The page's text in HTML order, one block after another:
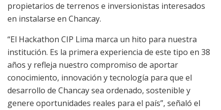
propietarios de terrenos e inversionistas interesados
en instalarse en Chancay.
“El Hackathon CIP Lima marca un hito para nuestra
institución. Es la primera experiencia de este tipo en 38
años y refleja nuestro compromiso de aportar
conocimiento, innovación y tecnología para que el
desarrollo de Chancay sea ordenado, sostenible y
genere oportunidades reales para el país”, señaló el